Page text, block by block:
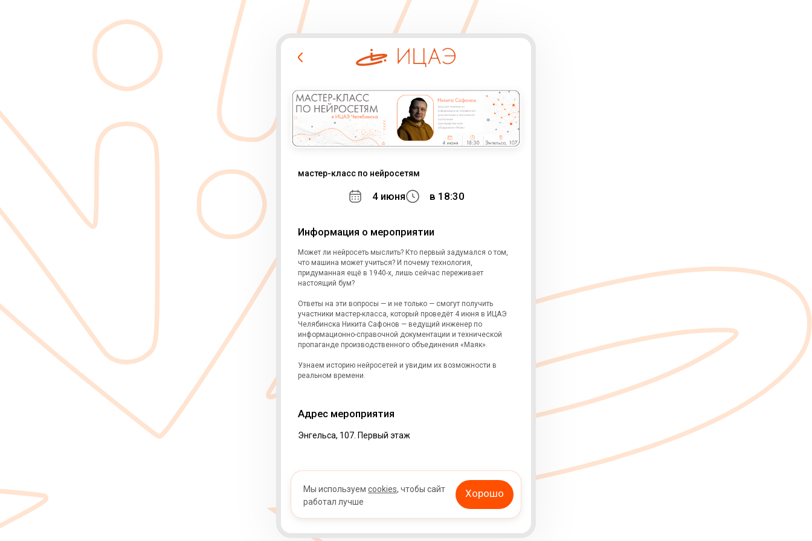
мастер-класс по нейросетям
4 июня в 18:30
Информация о мероприятии
Может ли нейросеть мыслить? Кто первый задумался о том,
что машина может учиться? И почему технология,
придуманная ещё в 1940-х, лишь сейчас переживает
настоящий бум?
Ответы на эти вопросы — и не только — смогут получить
участники мастер-класса, который проведёт 4 июня в ИЦАЭ
Челябинска Никита Сафонов — ведущий инженер по
информационно-справочной документации и технической
пропаганде производственного объединения «Маяк».
Узнаем историю нейросетей и увидим их возможности в
реальном времени.
Адрес мероприятия
Энгельса, 107. Первый этаж
Мы используем cookies, чтобы сайт
работал лучше
Хорошо